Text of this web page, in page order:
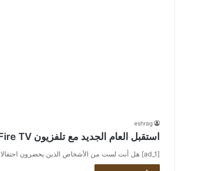
eshrag
استقبل العام الجديد مع تلفزيون Smart Fire TV الجديد
[ad_1] هل أنت لست من الأشخاص الذين يحضرون احتفالات ليلة رأس السنة الكبيرة؟ هل تفضل مشاهدة Rockin ‘Eve لرأس السنة…